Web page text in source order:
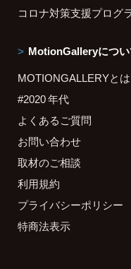
コロナ対策支援プログ
MotionGalleryにつ
MOTIONGALLERYとは
#2020 年代
よくあるご質問
お問い合わせ
取材のご相談
利用規約
プライバシーポリシー
特商法表示